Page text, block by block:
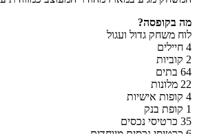
מה בקופסה?
לוח משחק גדול ועגול
4 חיילים
2 קוביות
64 בתים
22 מלונות
4 קופות אישיות
1 קופת בנק
35 כרטיסי נכסים